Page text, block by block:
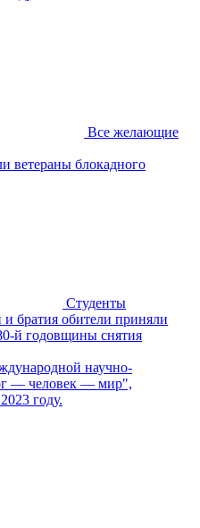
Все желающие
ветераны блокадного
Студенты
братия обители приняли
й годовщины снятия
научно-
— человек — мир",
году.